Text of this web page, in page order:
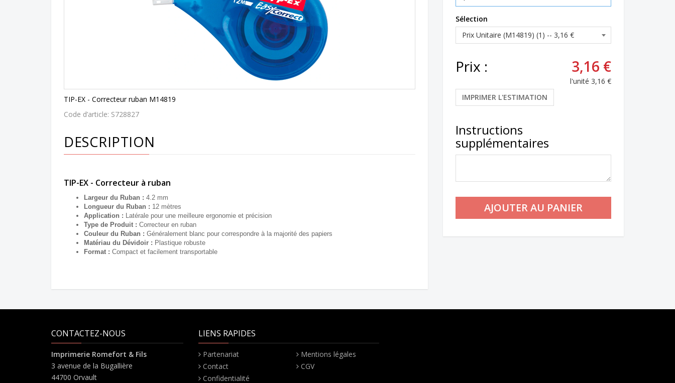
Sélection
Prix : 3,16 €
l'unité 3,16 €
IMPRIMER L'ESTIMATION
Instructions
supplémentaires
TIP-EX - Correcteur ruban M14819
Code d’article: S728827
DESCRIPTION
TIP-EX - Correcteur à ruban
Largeur du Ruban : 4.2 mm
Longueur du Ruban : 12 mètres
Application : Latérale pour une meilleure ergonomie et précision
Type de Produit : Correcteur en ruban
Couleur du Ruban : Généralement blanc pour correspondre à la majorité des papiers
Matériau du Dévidoir : Plastique robuste
Format : Compact et facilement transportable
CONTACTEZ-NOUS
Imprimerie Romefort & Fils
3 avenue de la Bugallière
44700 Orvault
LIENS RAPIDES
Partenariat
Contact
Confidentialité
Mentions légales
CGV